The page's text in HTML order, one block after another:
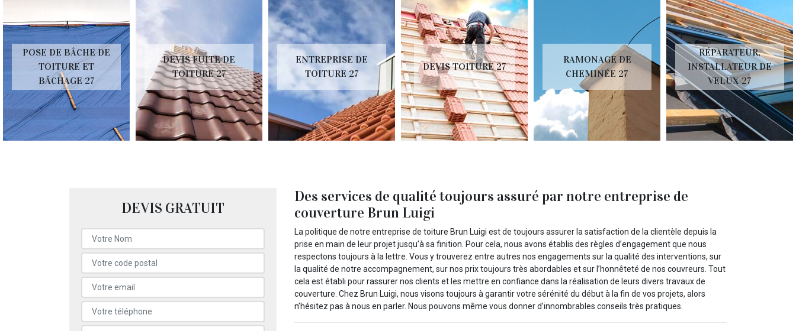
POSE DE BÂCHE DE
TOITURE ET
BÂCHAGE 27
DEVIS FUITE DE
TOITURE 27
ENTREPRISE DE
TOITURE 27
DEVIS TOITURE 27
RAMONAGE DE
CHEMINÉE 27
RÉPARATEUR,
INSTALLATEUR DE
VELUX 27
DEVIS GRATUIT
Des services de qualité toujours assuré par notre entreprise de
couverture Brun Luigi
La politique de notre entreprise de toiture Brun Luigi est de toujours assurer la satisfaction de la clientèle depuis la
prise en main de leur projet jusqu’à sa finition. Pour cela, nous avons établis des règles d’engagement que nous
respectons toujours à la lettre. Vous y trouverez entre autres nos engagements sur la qualité des interventions, sur
la qualité de notre accompagnement, sur nos prix toujours très abordables et sur l’honnêteté de nos couvreurs. Tout
cela est établi pour rassurer nos clients et les mettre en confiance dans la réalisation de leurs divers travaux de
couverture. Chez Brun Luigi, nous visons toujours à garantir votre sérénité du début à la fin de vos projets, alors
n’hésitez pas à nous en parler. Nous pouvons même vous donner d’innombrables conseils très pratiques.